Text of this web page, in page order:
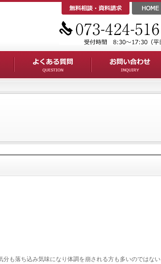
も落ち込み気味になり体調を崩される方も多いのではない